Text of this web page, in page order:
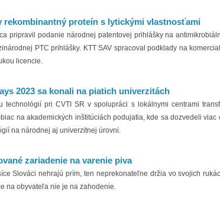
rekombinantný proteín s lytickými vlastnosťami
pripravil podanie národnej patentovej prihlášky na
PTC prihlášky. KTT SAV spracoval podklady na
licencie.
2023 sa konali na piatich univerzitách
technológií pri CVTI SR v spolupráci s lokálnymi centrami
na akademických inštitúciách podujatia, kde sa dozvedeli
na národnej aj univerzitnej úrovni.
zariadenie na varenie piva
Slováci nehrajú prím, ten neprekonateľne držia vo svojich
na obyvateľa nie je na zahodenie.